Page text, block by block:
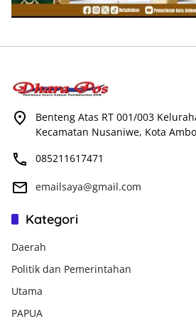
Benteng Atas RT 001/003
Kecamatan Nusaniwe, Kota
085211617471
emailsaya@gmail.com
Kategori
Daerah
Politik dan Pemerintahan
Utama
PAPUA